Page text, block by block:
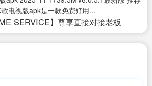
电视版apk是一款免费好用...
SERVICE】尊享直接对接老板